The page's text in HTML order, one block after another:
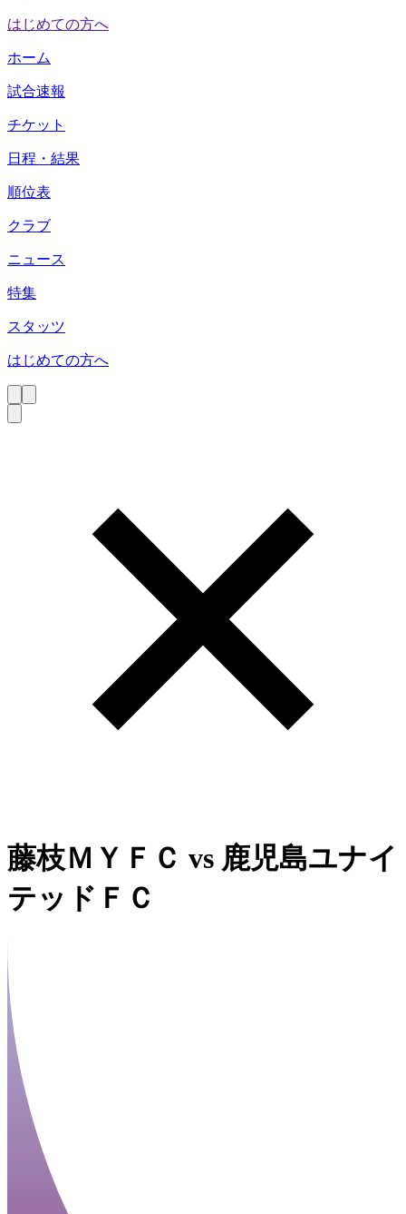
はじめての方へ
ホーム
試合速報
チケット
日程・結果
順位表
クラブ
ニュース
特集
スタッツ
はじめての方へ
藤枝ＭＹＦＣ vs 鹿児島ユナイ
テッドＦＣ